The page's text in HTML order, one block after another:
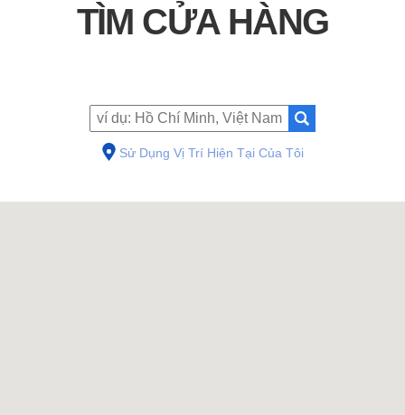
TÌM CỬA HÀNG
Sử Dụng Vị Trí Hiện Tại Của Tôi